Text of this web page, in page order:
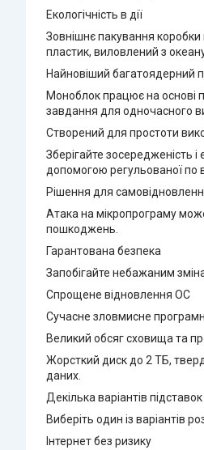
Екологічність в дії
Зовнішнє пакування коробки
пластик, виловлений з
Найновіший багатоядерний
Моноблок працює на основі
завдання для одночасного
Створений для простоти
Зберігайте зосередженість
допомогою регульованої по
Рішення для
Атака на мікропрограму
пошкоджень.
Гарантована безпека
Запобігайте небажаним
Спрощене відновлення ОС
Сучасне зловмисне
Великий обсяг сховища та
Жорсткий диск до 2 ТБ,
даних.
Декілька варіантів підставок
Виберіть один із варіантів
Інтернет без ризику